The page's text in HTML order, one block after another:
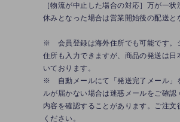
［物流が中止した場合の対応］万が一
休みとなった場合は営業開始後の配送と
※ 会員登録は海外住所でも可能です。
住所も入力できますが、商品の発送は日
いております。
※ 自動メールにて「発送完了メール」
ルが届かない場合は迷惑メールをご確
内容を確認することがあります。ご注
ください。